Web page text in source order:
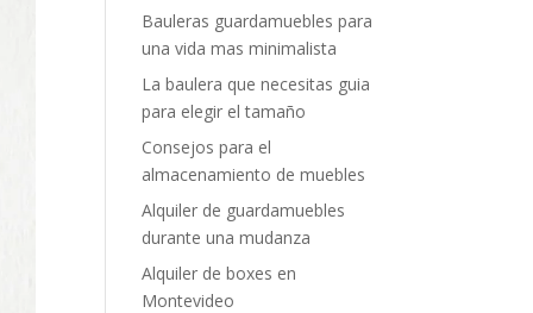
Bauleras guardamuebles para
una vida mas minimalista
La baulera que necesitas guia
para elegir el tamaño
Consejos para el
almacenamiento de muebles
Alquiler de guardamuebles
durante una mudanza
Alquiler de boxes en
Montevideo